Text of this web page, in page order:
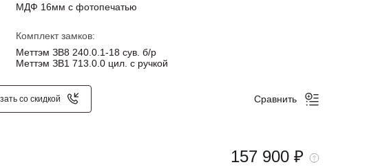
МДФ 16мм с фотопечатью
Комплект замков:
Меттэм ЗВ8 240.0.1-18 сув. б/р
Меттэм ЗВ1 713.0.0 цил. с ручкой
со скидкой Сравнить
157 900 ₽